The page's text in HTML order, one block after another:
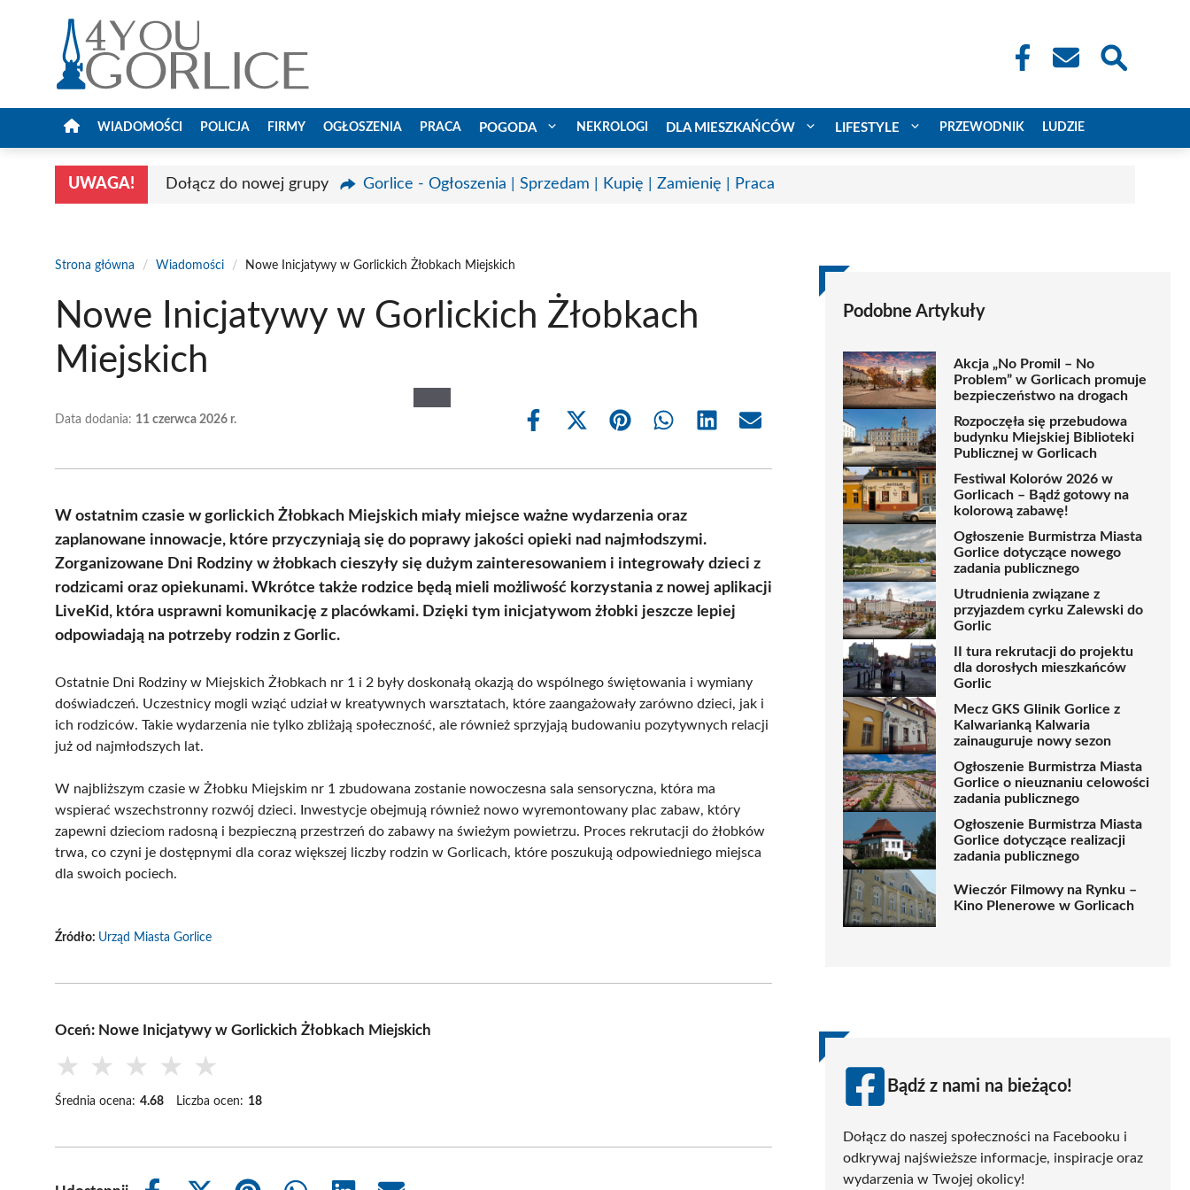
WIADOMOŚCI POLICJA FIRMY OGŁOSZENIA PRACA POGODA NEKROLOGI DLA MIESZKAŃCÓW LIFESTYLE PRZEWODNIK LUDZIE
UWAGA! Dołącz do nowej grupy Gorlice - Ogłoszenia | Sprzedam | Kupię | Zamienię | Praca
Strona główna / Wiadomości / Nowe Inicjatywy w Gorlickich Żłobkach Miejskich
Nowe Inicjatywy w Gorlickich Żłobkach
Miejskich
Data dodania: 11 czerwca 2026 r.
Share
Share
(Twitter)
Share Share Share Share
W ostatnim czasie w gorlickich Żłobkach Miejskich miały miejsce ważne wydarzenia oraz
zaplanowane innowacje, które przyczyniają się do poprawy jakości opieki nad najmłodszymi.
Zorganizowane Dni Rodziny w żłobkach cieszyły się dużym zainteresowaniem i integrowały dzieci z
rodzicami oraz opiekunami. Wkrótce także rodzice będą mieli możliwość korzystania z nowej aplikacji
LiveKid, która usprawni komunikację z placówkami. Dzięki tym inicjatywom żłobki jeszcze lepiej
odpowiadają na potrzeby rodzin z Gorlic.
Ostatnie Dni Rodziny w Miejskich Żłobkach nr 1 i 2 były doskonałą okazją do wspólnego świętowania i wymiany
doświadczeń. Uczestnicy mogli wziąć udział w kreatywnych warsztatach, które zaangażowały zarówno dzieci, jak i
ich rodziców. Takie wydarzenia nie tylko zbliżają społeczność, ale również sprzyjają budowaniu pozytywnych relacji
już od najmłodszych lat.
W najbliższym czasie w Żłobku Miejskim nr 1 zbudowana zostanie nowoczesna sala sensoryczna, która ma
wspierać wszechstronny rozwój dzieci. Inwestycje obejmują również nowo wyremontowany plac zabaw, który
zapewni dzieciom radosną i bezpieczną przestrzeń do zabawy na świeżym powietrzu. Proces rekrutacji do żłobków
trwa, co czyni je dostępnymi dla coraz większej liczby rodzin w Gorlicach, które poszukują odpowiedniego miejsca
dla swoich pociech.
Źródło: Urząd Miasta Gorlice
Oceń: Nowe Inicjatywy w Gorlickich Żłobkach Miejskich
★ ★ ★ ★ ★
Średnia ocena: 4.68 Liczba ocen: 18
Podobne Artykuły
Akcja „No Promil – No
Problem” w Gorlicach promuje
bezpieczeństwo na drogach
Rozpoczęła się przebudowa
budynku Miejskiej Biblioteki
Publicznej w Gorlicach
Festiwal Kolorów 2026 w
Gorlicach – Bądź gotowy na
kolorową zabawę!
Ogłoszenie Burmistrza Miasta
Gorlice dotyczące nowego
zadania publicznego
Utrudnienia związane z
przyjazdem cyrku Zalewski do
Gorlic
II tura rekrutacji do projektu
dla dorosłych mieszkańców
Gorlic
Mecz GKS Glinik Gorlice z
Kalwarianką Kalwaria
zainauguruje nowy sezon
Ogłoszenie Burmistrza Miasta
Gorlice o nieuznaniu celowości
zadania publicznego
Ogłoszenie Burmistrza Miasta
Gorlice dotyczące realizacji
zadania publicznego
Wieczór Filmowy na Rynku –
Kino Plenerowe w Gorlicach
Bądź z nami na bieżąco!
Dołącz do naszej społeczności na Facebooku i
odkrywaj najświeższe informacje, inspiracje oraz
wydarzenia w Twojej okolicy!